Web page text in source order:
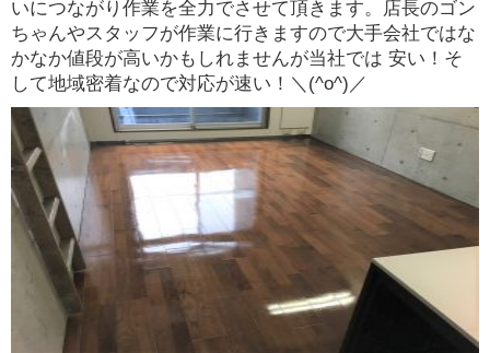
いにつながり作業を全力でさせて頂きます。店長のゴン
ちゃんやスタッフが作業に行きますので大手会社ではな
かなか値段が高いかもしれませんが当社では 安い！そ
して地域密着なので対応が速い！＼(^o^)／